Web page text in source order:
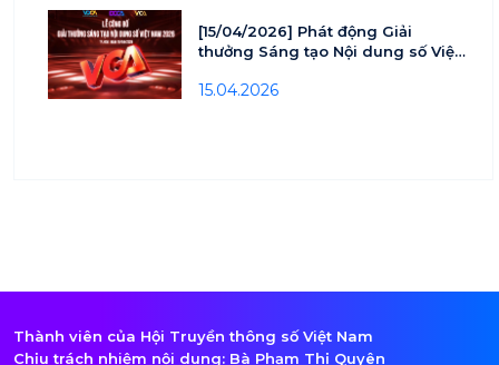
[15/04/2026] Phát động Giải
thưởng Sáng tạo Nội dung số Việt
15.04.2026
Thành viên của Hội Truyền thông số Việt Nam
Chịu trách nhiệm nội dung: Bà Phạm Thị Quyên